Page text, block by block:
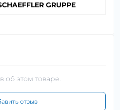
GRUPPE
об этом товаре.
отзыв